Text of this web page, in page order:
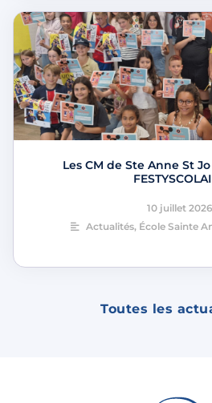
Les CM de Ste Anne St
10 juillet 2026
Actualités, École Sainte
Toutes les